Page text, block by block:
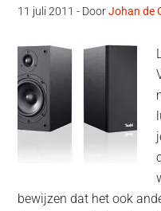
11 juli 2011 - DoorJohan de
bewijzen dat het ook